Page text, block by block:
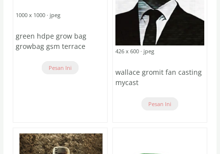
1000 x 1000 · jpeg
green hdpe grow bag
growbag gsm terrace
Pesan Ini
426 x 600 · jpeg
wallace gromit fan casting
mycast
Pesan Ini